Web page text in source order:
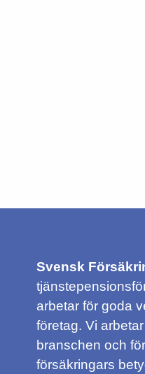
Svensk
arbetar för goda
företag. Vi
branschen och
försäkringars